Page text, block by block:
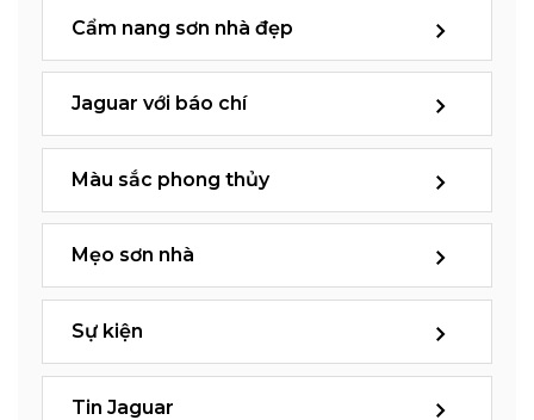
Cẩm nang sơn nhà đẹp
Jaguar với báo chí
Màu sắc phong thủy
Mẹo sơn nhà
Sự kiện
Tin Jaguar